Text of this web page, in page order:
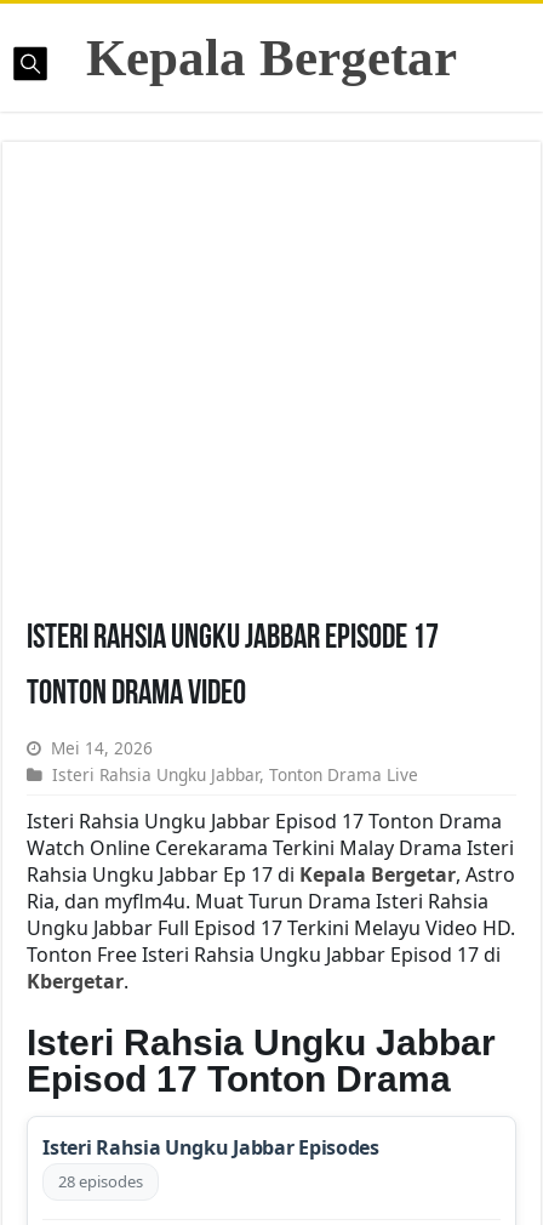
Kepala Bergetar
Isteri Rahsia Ungku Jabbar Episode 17
Tonton Drama Video
Mei 14, 2026
Isteri Rahsia Ungku Jabbar,Tonton Drama Live
Isteri Rahsia Ungku Jabbar Episod 17 Tonton Drama
Watch Online Cerekarama Terkini Malay Drama Isteri
Rahsia Ungku Jabbar Ep 17 di Kepala Bergetar, Astro
Ria, dan myflm4u. Muat Turun Drama Isteri Rahsia
Ungku Jabbar Full Episod 17 Terkini Melayu Video HD.
Tonton Free Isteri Rahsia Ungku Jabbar Episod 17 di
Kbergetar.
Isteri Rahsia Ungku Jabbar
Episod 17 Tonton Drama
Isteri Rahsia Ungku Jabbar Episodes
28 episodes